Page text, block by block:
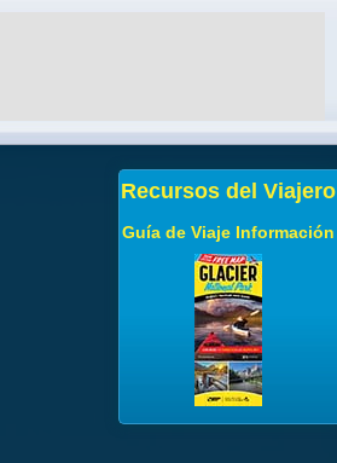
Recursos del Viajero
Guía de Viaje Información